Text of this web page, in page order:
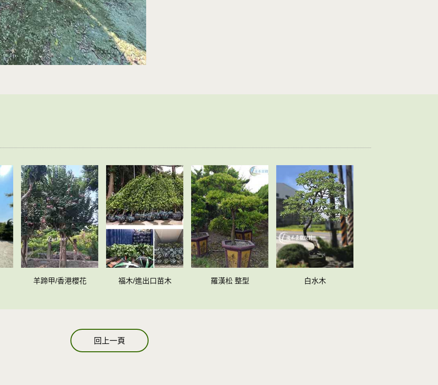
羊蹄甲/香港櫻花 福木/進出口苗木 羅漢松 整型 白水木
回上一頁